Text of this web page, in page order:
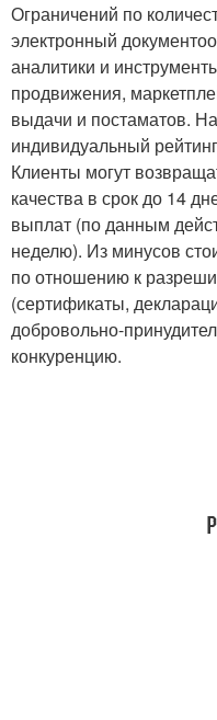
Ограничений по
электронный
аналитики и
продвижения,
выдачи и постаматов.
индивидуальный
Клиенты могут
качества в срок до 14
выплат (по данным
неделю). Из минусов
по отношению к
(сертификаты,
добровольно-
конкуренцию.